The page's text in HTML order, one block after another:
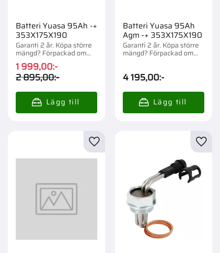
Batteri Yuasa 95Ah -+
353X175X190
Garanti 2 år. Köpa större
mängd? Förpackad om
1/36 st.
1 999,00:-
2 895,00:-
Batteri Yuasa 95Ah
Agm -+ 353X175X190
Garanti 2 år. Köpa större
mängd? Förpackad om
4 195,00:-
Lägg till i favoriter